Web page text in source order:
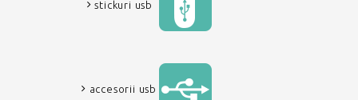
stickuri usb
accesorii usb